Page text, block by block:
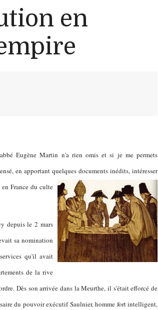
en
Eugène Martin n'a rien omis et si je me permets
en apportant quelques documents inédits, intéresser
France du culte
depuis le 2 mars
sa nomination
qu'il avait
de la rive
Dès son arrivée dans la Meurthe, il s'était efforcé de
du pouvoir exécutif Saulnier, homme fort intelligent,